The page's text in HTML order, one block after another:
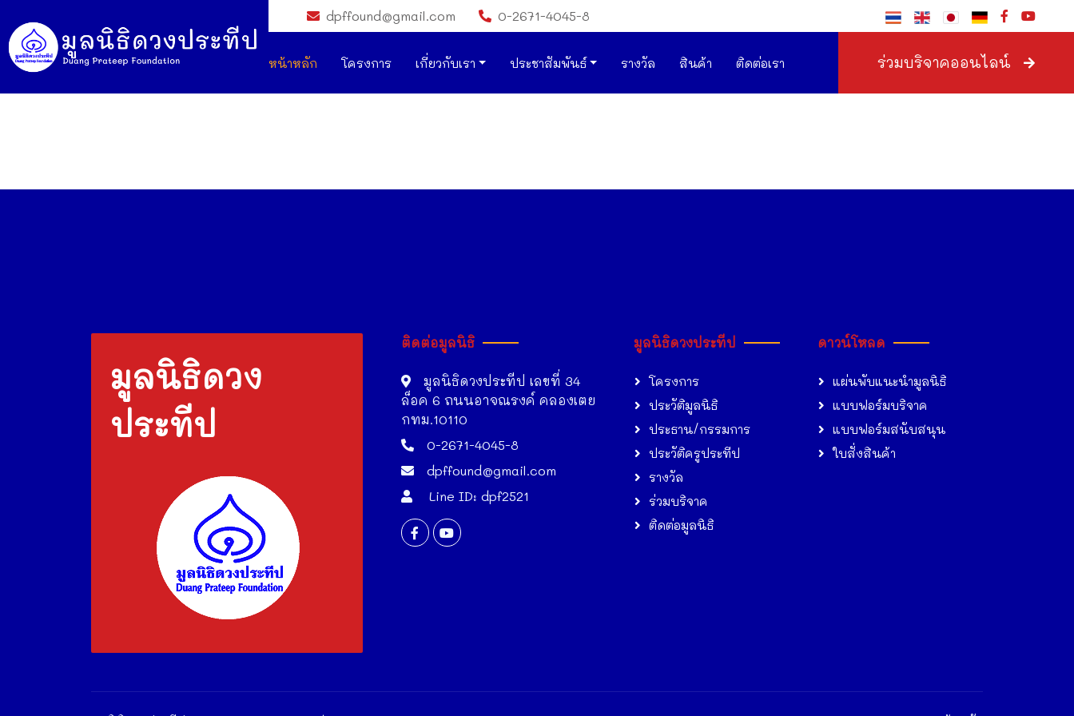
dpffound@gmail.com 0-2671-4045-8
หน้าหลัก โครงการ เกี่ยวกับเรา ประชาสัมพันธ์ รางวัล สินค้า ติดต่อเรา ร่วมบริจาคออนไลน์
มูลนิธิดวง
ประทีป
ติดต่อมูลนิธิ
มูลนิธิดวงประทีป เลขที่ 34
ล็อค 6 ถนนอาจณรงค์ คลองเตย
กทม.10110
0-2671-4045-8
dpffound@gmail.com
Line ID: dpf2521
มูลนิธิดวงประทีป
โครงการ
ประวัติมูลนิธิ
ประธาน/กรรมการ
ประวัติครูประทีป
รางวัล
ร่วมบริจาค
ติดต่อมูลนิธิ
ดาวน์โหลด
แผ่นพับแนะนำมูลนิธิ
แบบฟอร์มบริจาค
แบบฟอร์มสนับสนุน
ใบสั่งสินค้า